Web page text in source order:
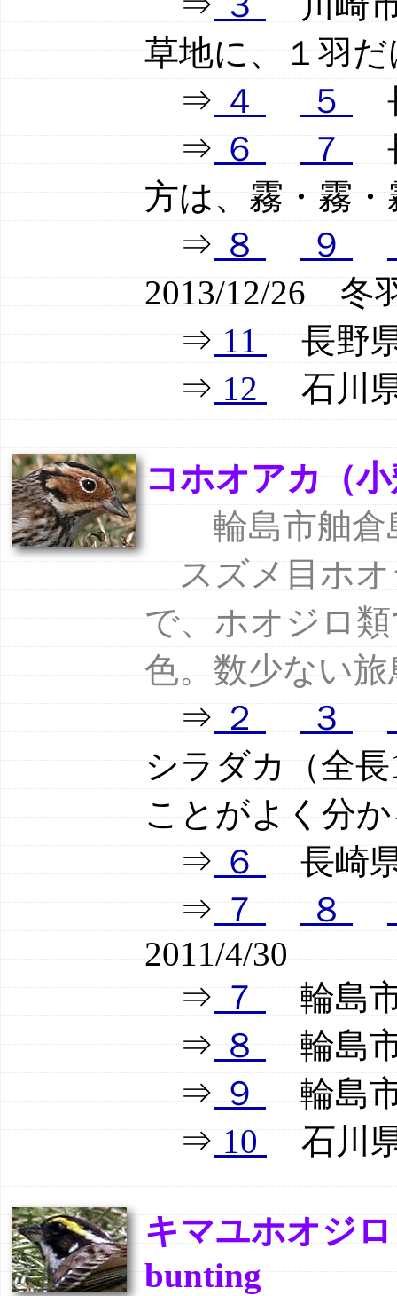
草地に、１羽
⇒４ ５
⇒６ ７
方は、霧・霧
⇒８ ９
2013/12/26
⇒11長野県
⇒12石川県
コホオアカ（
輪島市舳
スズメ目ホ
で、ホオジロ
色。数少ない
⇒ ２ ３
シラダカ（全
ことがよく分
⇒ ６
長崎
⇒７ ８
2011/4/30
⇒７輪島
⇒８輪島
⇒９輪島市
⇒10石川県
キマユホオジ
bunting